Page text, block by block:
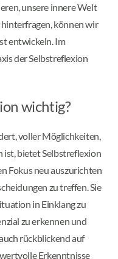
unsere innere Welt
können wir
entwickeln. Im
der Selbstreflexion
wichtig?
voller Möglichkeiten,
ist, bietet Selbstreflexion
Fokus neu auszurichten
zu treffen. Sie
in Einklang zu
zu erkennen und
rückblickend auf
Erkenntnisse